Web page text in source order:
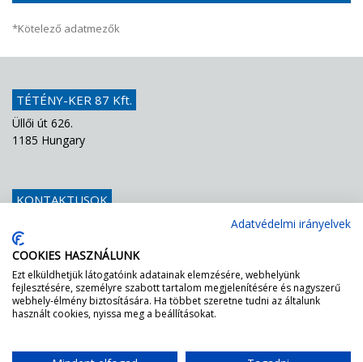
*Kötelező adatmezők
TÉTÉNY-KER 87 Kft.
Üllői út 626.
1185 Hungary
KONTAKTUSOK
E-mail
AZ FF – NEK ZÖLDEN VILÁGÍT A LÁMPA!
Egyszerűen tessék rákérdezni a mi
Adatvédelmi irányelvek
COOKIES HASZNÁLUNK
Ezt elküldhetjük látogatóink adatainak elemzésére, webhelyünk
fejlesztésére, személyre szabott tartalom megjelenítésére és nagyszerű
webhely-élmény biztosítására. Ha többet szeretne tudni az általunk
használt cookies, nyissa meg a beállításokat.